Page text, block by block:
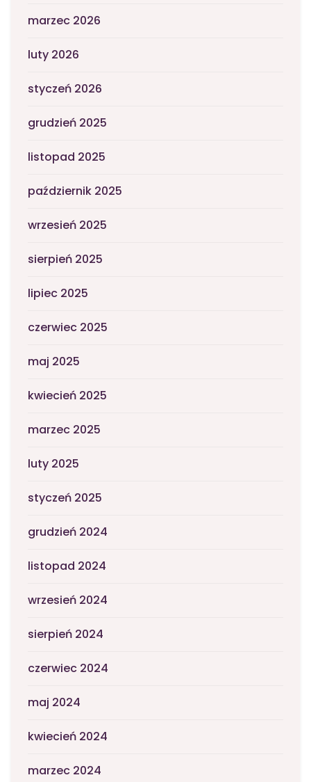
marzec 2026
luty 2026
styczeń 2026
grudzień 2025
listopad 2025
październik 2025
wrzesień 2025
sierpień 2025
lipiec 2025
czerwiec 2025
maj 2025
kwiecień 2025
marzec 2025
luty 2025
styczeń 2025
grudzień 2024
listopad 2024
wrzesień 2024
sierpień 2024
czerwiec 2024
maj 2024
kwiecień 2024
marzec 2024